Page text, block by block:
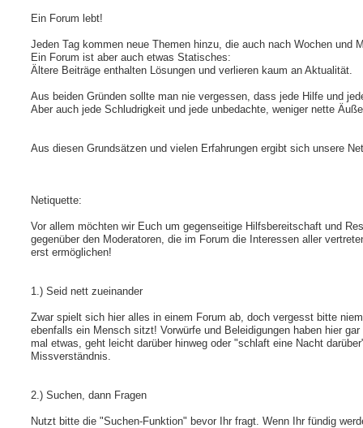
u
e
Ein Forum lebt!
Jeden Tag kommen neue Themen hinzu, die auch nach Wochen und
Ein Forum ist aber auch etwas Statisches:
Ältere Beiträge enthalten Lösungen und verlieren kaum an Aktualität.
Aus beiden Gründen sollte man nie vergessen, dass jede Hilfe und
Aber auch jede Schludrigkeit und jede unbedachte, weniger nette
Aus diesen Grundsätzen und vielen Erfahrungen ergibt sich unsere
Netiquette:
Vor allem möchten wir Euch um gegenseitige Hilfsbereitschaft und
gegenüber den Moderatoren, die im Forum die Interessen aller
erst ermöglichen!
1.) Seid nett zueinander
Zwar spielt sich hier alles in einem Forum ab, doch vergesst bitte
ebenfalls ein Mensch sitzt! Vorwürfe und Beleidigungen haben hier
mal etwas, geht leicht darüber hinweg oder "schlaft eine Nacht
Missverständnis.
2.) Suchen, dann Fragen
Nutzt bitte die "Suchen-Funktion" bevor Ihr fragt. Wenn Ihr fündig